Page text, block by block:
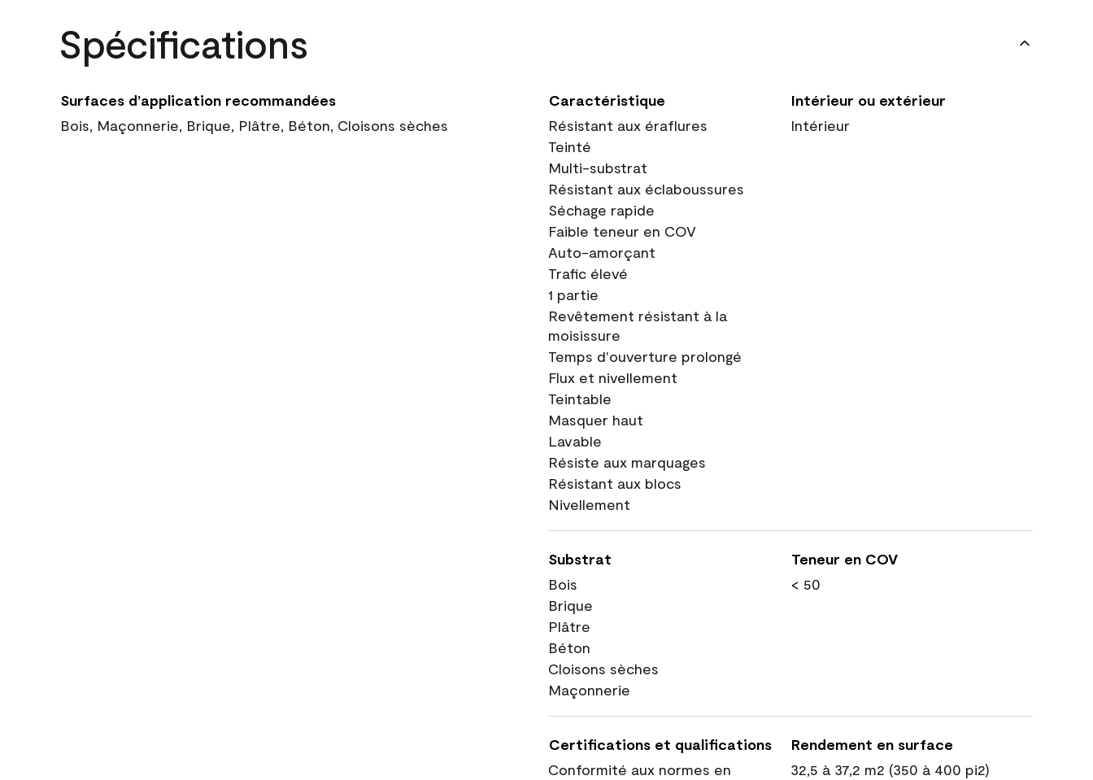
Spécifications
Surfaces d’application recommandées
Bois, Maçonnerie, Brique, Plâtre, Béton, Cloisons sèches
Caractéristique
Résistant aux éraflures
Teinté
Multi-substrat
Résistant aux éclaboussures
Séchage rapide
Faible teneur en COV
Auto-amorçant
Trafic élevé
1 partie
Revêtement résistant à la
moisissure
Temps d'ouverture prolongé
Flux et nivellement
Teintable
Masquer haut
Lavable
Résiste aux marquages
Résistant aux blocs
Nivellement
Intérieur ou extérieur
Intérieur
Substrat
Bois
Brique
Plâtre
Béton
Cloisons sèches
Maçonnerie
Teneur en COV
< 50
Certifications et qualifications
Conformité aux normes en
Rendement en surface
32,5 à 37,2 m2 (350 à 400 pi2)